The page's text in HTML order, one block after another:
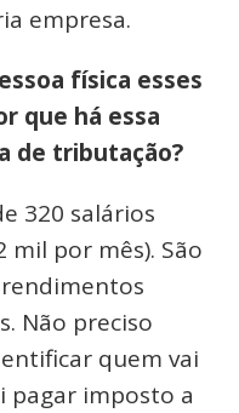
empresa.
física esses
que há essa
de tributação?
320 salários
mil por mês). São
Não preciso
quem vai
pagar imposto a